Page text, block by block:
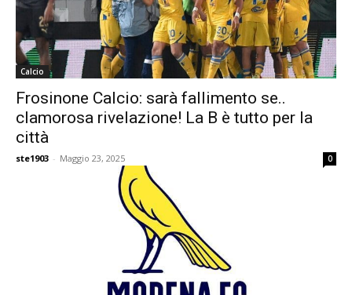
Calcio
Frosinone Calcio: sarà fallimento se..
clamorosa rivelazione! La B è tutto per la
città
ste1903 - Maggio 23, 2025 0